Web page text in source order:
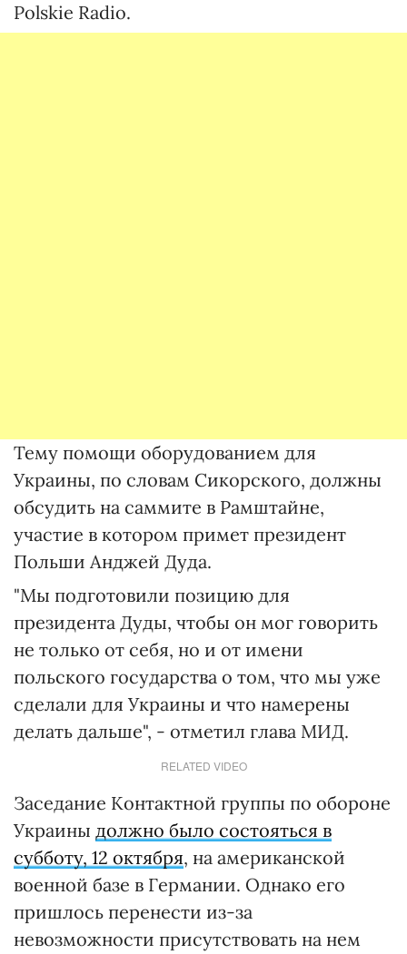
Рolskie Radio.
Тему помощи оборудованием для
Украины, по словам Сикорского, должны
обсудить на саммите в Рамштайне,
участие в котором примет президент
Польши Анджей Дуда.
"Мы подготовили позицию для
президента Дуды, чтобы он мог говорить
не только от себя, но и от имени
польского государства о том, что мы уже
сделали для Украины и что намерены
делать дальше", - отметил глава МИД.
RELATED VIDEO
Заседание Контактной группы по обороне
Украины должно было состояться в
субботу, 12 октября, на американской
военной базе в Германии. Однако его
пришлось перенести из-за
невозможности присутствовать на нем